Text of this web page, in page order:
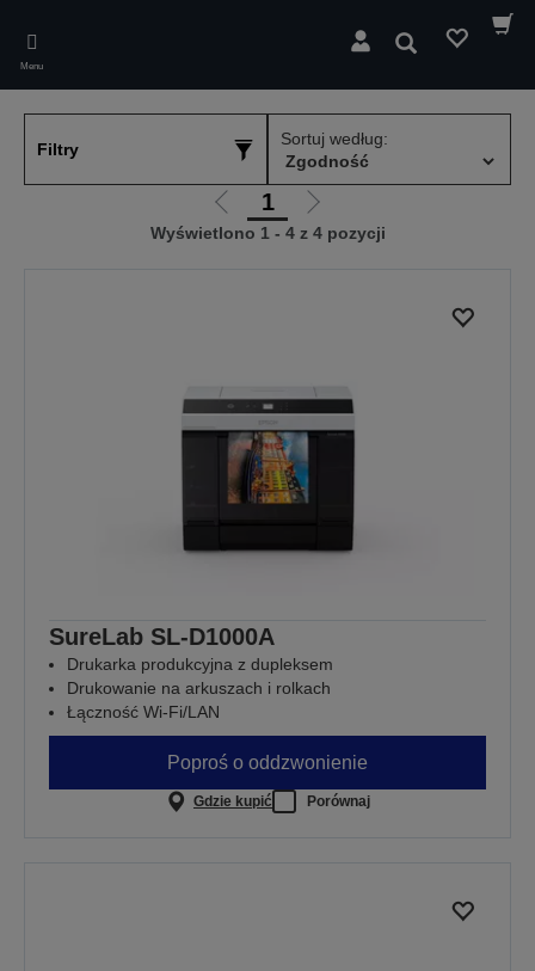
main
content
Menu
Wyszukaj
Filtry
Sortuj według:
Przejdź
do
1
Przejdź
do
Wyświetlono 1 - 4 z 4 pozycji
SureLab SL-D1000A
Drukarka produkcyjna z dupleksem
Drukowanie na arkuszach i rolkach
Łączność Wi-Fi/LAN
Poproś o oddzwonienie
Gdzie kupić Porównaj